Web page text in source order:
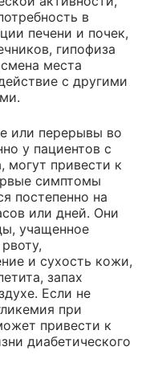
в
печени и почек,
гипофиза
места
с другими
или перерывы во
у пациентов с
могут привести к
симптомы
постепенно на
или дней. Они
учащенное
и сухость кожи,
запах
Если не
при
привести к
диабетического